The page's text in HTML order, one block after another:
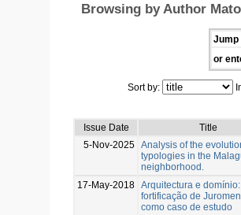
Browsing by Author
Jump
or
Sort by:
Issue Date
Title
5-Nov-2025 Analysis of the
typologies in the
neighborhood.
17-May-2018 Arquitectura e
fortificação de
como caso de estudo